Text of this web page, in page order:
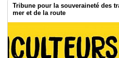
Tribune pour la souveraineté des
mer et de la route